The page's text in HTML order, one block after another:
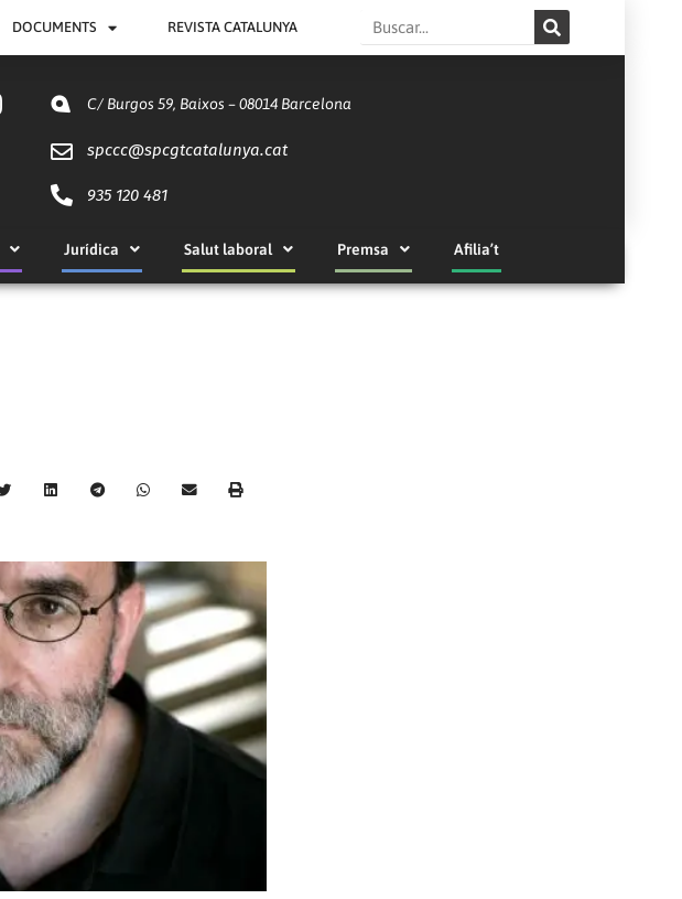
DOCUMENTS REVISTA CATALUNYA Search
C/ Burgos 59, Baixos – 08014 Barcelona
spccc@spcgtcatalunya.cat
935 120 481
Jurídica Salut laboral Premsa Afilia’t